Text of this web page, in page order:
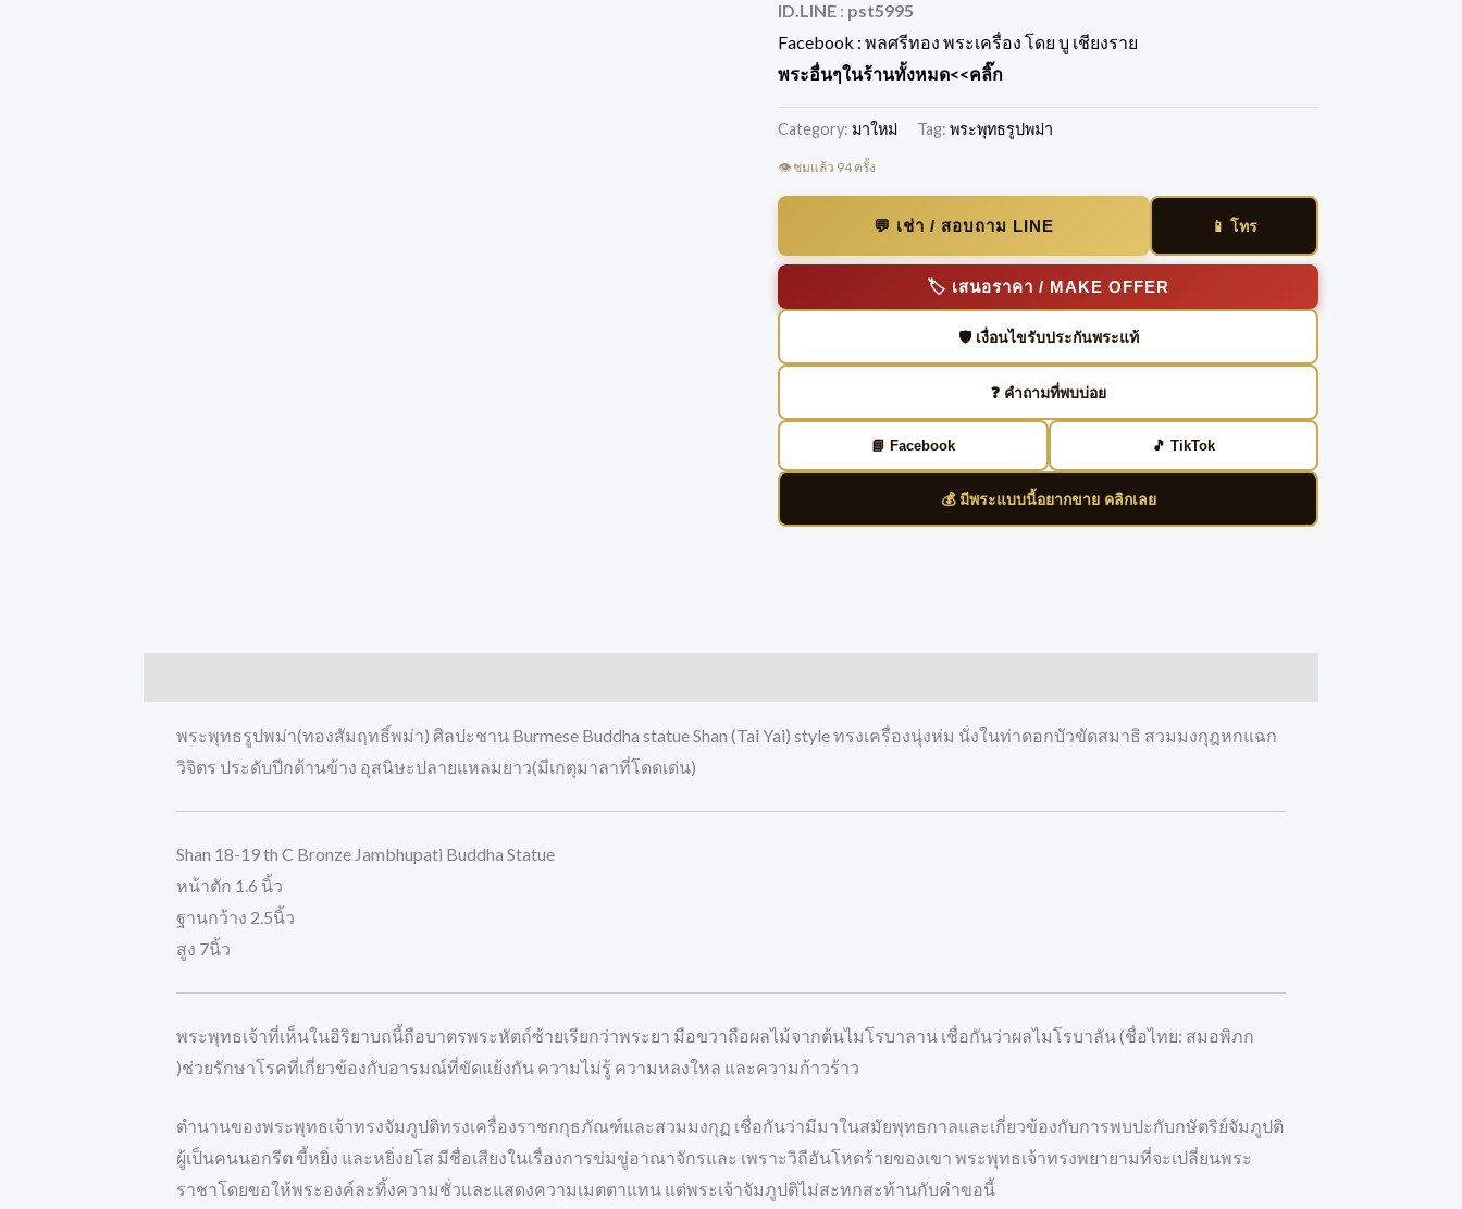
ID.LINE : pst5995
Facebook :พลศรีทอง พระเครื่อง โดย บู เชียงราย
พระอื่นๆในร้านทั้งหมด<<คลิ๊ก
Category: มาใหม่ Tag:พระพุทธรูปพม่า
👁️ ชมแล้ว 94 ครั้ง
💬 เช่า / สอบถาม LINE 📱 โทร
🏷️ เสนอราคา / MAKE OFFER
🛡️ เงื่อนไขรับประกันพระแท้
❓ คำถามที่พบบ่อย
📘 Facebook 🎵 TikTok
💰 มีพระแบบนี้อยากขาย คลิกเลย
พระพุทธรูปพม่า(ทองสัมฤทธิ์พม่า) ศิลปะชาน Burmese Buddha statue Shan (Tai Yai) style ทรงเครื่องนุ่งห่ม นั่งในท่าดอกบัวขัดสมาธิ สวมมงกุฎหกแฉก
วิจิตร ประดับปีกด้านข้าง อุสนิษะปลายแหลมยาว(มีเกตุมาลาที่โดดเด่น)
Shan 18-19 th C Bronze Jambhupati Buddha Statue
หน้าตัก 1.6 นิ้ว
ฐานกว้าง 2.5นิ้ว
สูง 7นิ้ว
พระพุทธเจ้าที่เห็นในอิริยาบถนี้ถือบาตรพระหัตถ์ซ้ายเรียกว่าพระยา มือขวาถือผลไม้จากต้นไมโรบาลาน เชื่อกันว่าผลไมโรบาลัน (ชื่อไทย: สมอพิภก
)ช่วยรักษาโรคที่เกี่ยวข้องกับอารมณ์ที่ขัดแย้งกัน ความไม่รู้ ความหลงใหล และความก้าวร้าว
ตำนานของพระพุทธเจ้าทรงจัมภูปติทรงเครื่องราชกกุธภัณฑ์และสวมมงกุฏ เชื่อกันว่ามีมาในสมัยพุทธกาลและเกี่ยวข้องกับการพบปะกับกษัตริย์จัมภูปติ
ผู้เป็นคนนอกรีต ขี้หยิ่ง และหยิ่งยโส มีชื่อเสียงในเรื่องการข่มขู่อาณาจักรและ เพราะวิถีอันโหดร้ายของเขา พระพุทธเจ้าทรงพยายามที่จะเปลี่ยนพระ
ราชาโดยขอให้พระองค์ละทิ้งความชั่วและแสดงความเมตตาแทน แต่พระเจ้าจัมภูปติไม่สะทกสะท้านกับคำขอนี้